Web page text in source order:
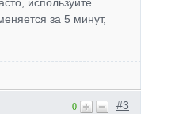
используйте
за 5 минут,
#3
0